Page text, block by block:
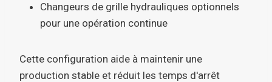
Changeurs de grille hydrauliques optionnels
pour une opération continue
Cette configuration aide à maintenir une
production stable et réduit les temps d'arrêt